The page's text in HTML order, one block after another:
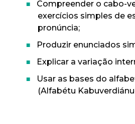
Compreender o cabo-
exercícios simples de
pronúncia;
Produzir enunciados
Explicar a variação
Usar as bases do
(Alfabétu